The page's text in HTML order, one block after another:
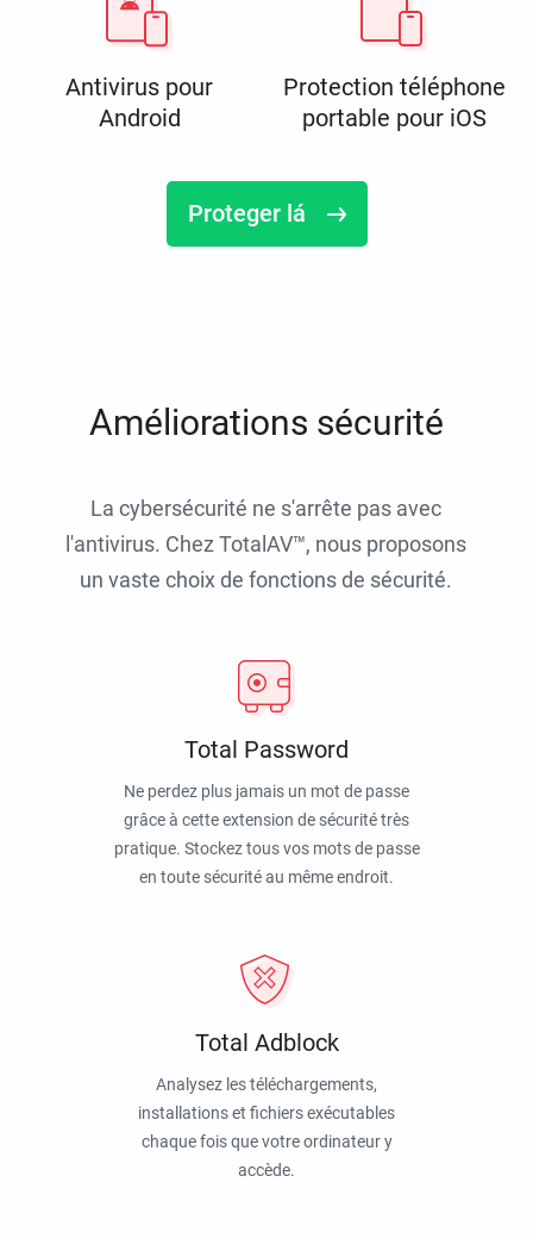
Antivirus pour
Android
Protection téléphone
portable pour iOS
Proteger lá
Améliorations sécurité
La cybersécurité ne s'arrête pas avec
l'antivirus. Chez TotalAV™, nous proposons
un vaste choix de fonctions de sécurité.
Total Password
Ne perdez plus jamais un mot de passe
grâce à cette extension de sécurité très
pratique. Stockez tous vos mots de passe
en toute sécurité au même endroit.
Total Adblock
Analysez les téléchargements,
installations et fichiers exécutables
chaque fois que votre ordinateur y
accède.